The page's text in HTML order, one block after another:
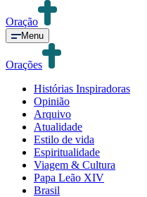
Oração
Menu
Orações
Histórias Inspiradoras
Opinião
Arquivo
Atualidade
Estilo de vida
Espiritualidade
Viagem & Cultura
Papa Leão XIV
Brasil